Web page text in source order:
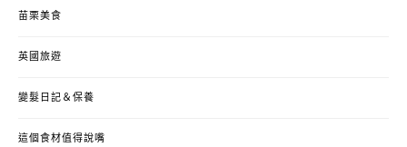
苗栗美食
英國旅遊
變髮日記＆保養
這個食材值得說嘴